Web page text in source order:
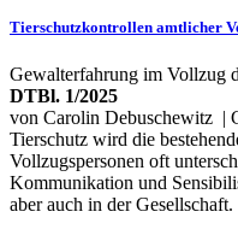
Tierschutzkontrollen amtlicher
Gewalterfahrung im Vollzug
DTBl. 1/2025
von Carolin Debuschewitz |
Tierschutz wird die
Vollzugspersonen oft
Kommunikation und
aber auch in der Gesellschaft.